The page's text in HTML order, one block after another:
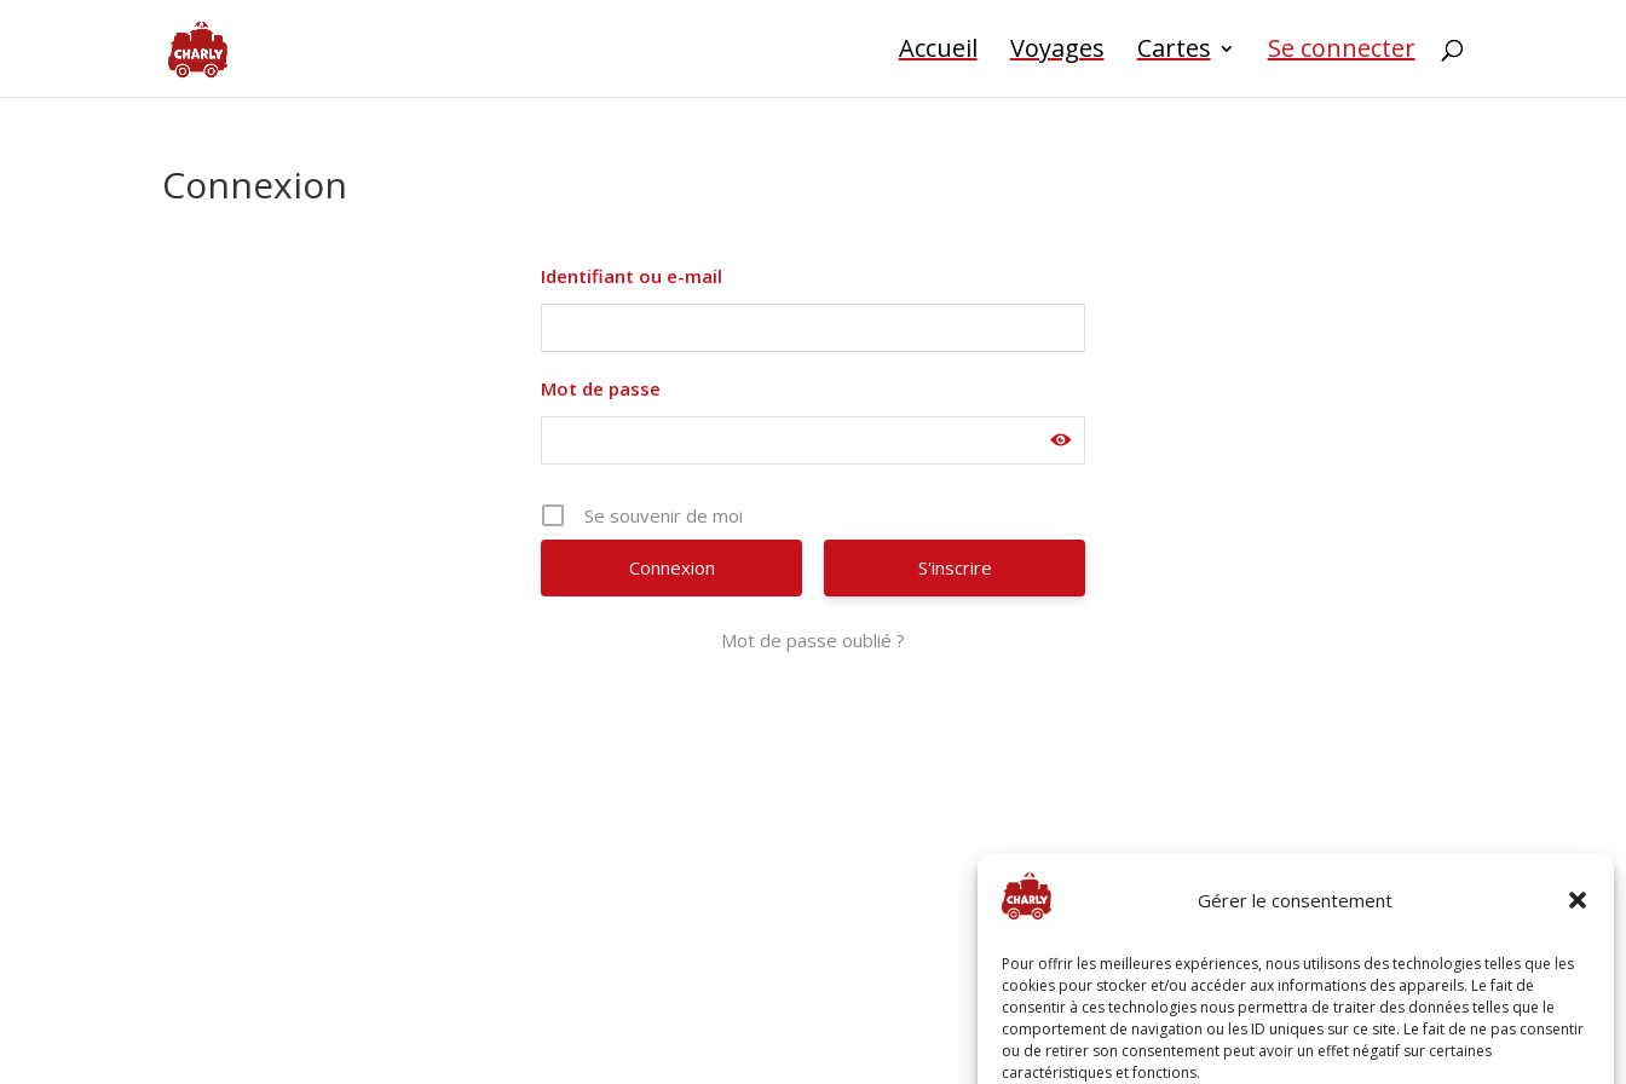
Gérer le consentement
Pour offrir les meilleures expériences, nous utilisons des technologies telles que les
cookies pour stocker et/ou accéder aux informations des appareils. Le fait de
consentir à ces technologies nous permettra de traiter des données telles que le
comportement de navigation ou les ID uniques sur ce site. Le fait de ne pas consentir
ou de retirer son consentement peut avoir un effet négatif sur certaines
caractéristiques et fonctions.
Accueil Voyages Cartes Se connecter
Connexion
Identifiant ou e-mail
Mot de passe
Se souvenir de moi
S'inscrire
Mot de passe oublié ?